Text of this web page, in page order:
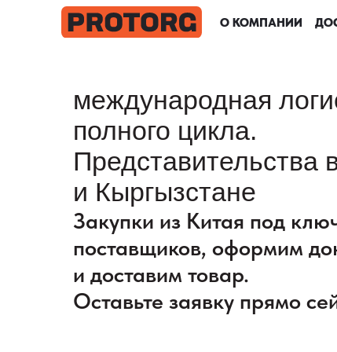
О КОМПАНИИ
О КОМПАНИИ
международная
полного цикла.
Представительства
и Кыргызстане
Закупки из Китая под
поставщиков, оформим
и доставим товар.
Оставьте заявку прямо
О КОМПАНИИ
О КОМПАНИИ